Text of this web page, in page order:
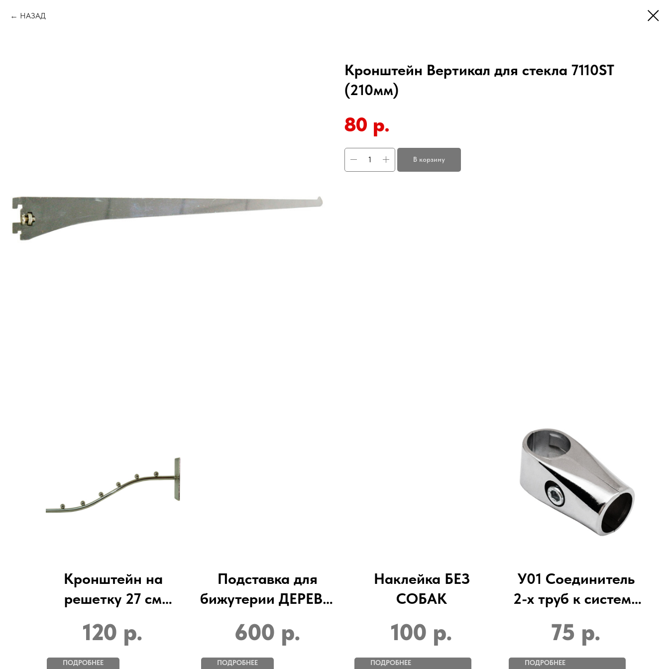
НАЗАД
Кронштейн Вертикал для стекла 7110ST
(210мм)
80 р.
В корзину
Кронштейн на
решетку 27 см
хром
120 р.
ПОДРОБНЕЕ
Подставка для
бижутерии ДЕРЕВО
3мм
600 р.
ПОДРОБНЕЕ
Наклейка БЕЗ
СОБАК
100 р.
ПОДРОБНЕЕ
У01 Соединитель
2-х труб к системе
75 р.
ПОДРОБНЕЕ